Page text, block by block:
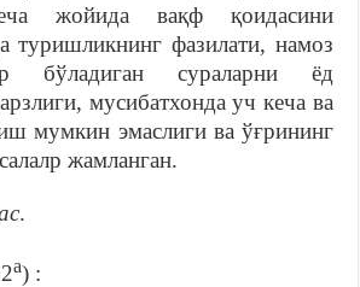
жойида вақф қоидасини
туришликнинг фазилати, намоз
бўладиган сураларни ёд
мусибатхонда уч кеча ва
мумкин эмаслиги ва ўғрининг
жамланган.
.
а) :